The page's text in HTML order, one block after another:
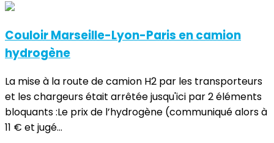
Couloir Marseille-Lyon-Paris en camion
hydrogène
La mise à la route de camion H2 par les transporteurs
et les chargeurs était arrêtée jusqu'ici par 2 éléments
bloquants :Le prix de l’hydrogène (communiqué alors à
11 € et jugé...